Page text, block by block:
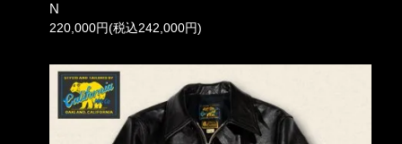
N
220,000円(税込242,000円)